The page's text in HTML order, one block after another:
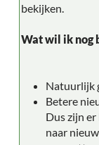
bekijken.
Wat wil ik nog
Natuurlijk
Betere
Dus zijn
naar